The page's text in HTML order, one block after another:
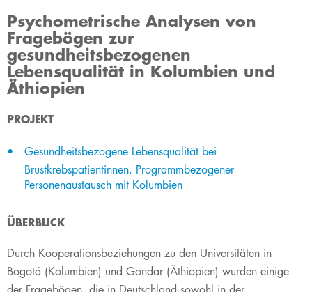
Psychometrische Analysen von
Fragebögen zur
gesundheitsbezogenen
Lebensqualität in Kolumbien und
Äthiopien
​​​​​​​PROJEKT​
Gesundheitsbezogene Lebensqualität bei
Brustkrebspatientinnen. Programmbezogener
Personenaustausch mit Kolumbien
ÜBERBLICK​
Durch Kooperationsbeziehungen zu den Universitäten in
Bogotá (Kolumbien) und Gondar (Äthiopien) wurden einige